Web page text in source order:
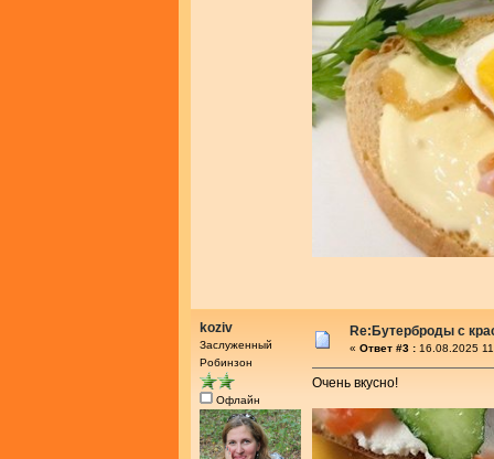
koziv
Заслуженный
Робинзон
Офлайн
Re:Бутерброды с
« Ответ #3 : 16.08.2025
Очень вкусно!